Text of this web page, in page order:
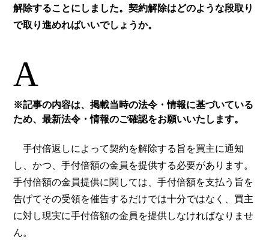
解除することにしました。契約解除はどのような段取り
で取り進めればいいでしょうか。
A
※記事の内容は、掲載当時の法令・情報に基づいている
ため、最新法令・情報のご確認をお願いいたします。
手付倍返しによって契約を解除する旨を買主に通知
し、かつ、手付倍額の金員を提供する必要があります。
手付倍額の金員提供に関しては、手付倍額を支払う旨を
告げてその受領を催告するだけでは十分ではなく、買主
に対し現実に手付倍額の金員を提供しなければなりませ
ん。